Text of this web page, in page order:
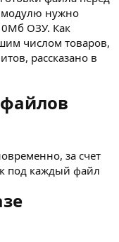
модулю нужно
ОЗУ. Как
числом товаров,
рассказано в
за счет
под каждый файл